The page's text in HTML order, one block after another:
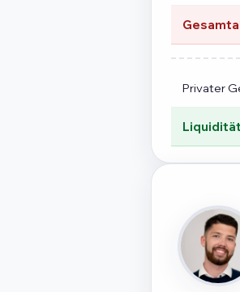
Privater